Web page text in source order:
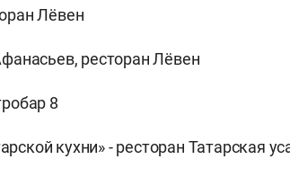
Лёвен
ресторан Лёвен
8
кухни» - ресторан Татарская